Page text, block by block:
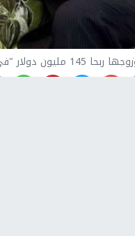
مليون دولار "في لحظة"